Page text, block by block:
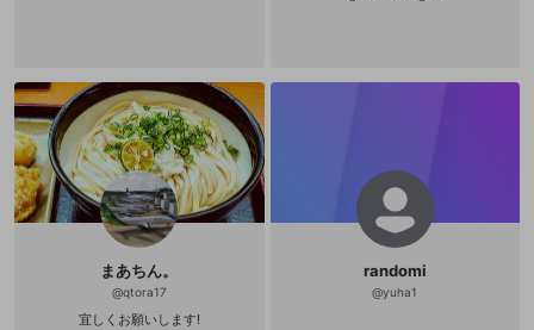
なのだ。これを二律背反的だと批判
するのはやさしい。だが思考を活性
化するのはもっぱら批判ではなく肯
定である。注目すべきなのは、リー
が、截拳道の理論家＝体系化を遂げ
る事なく、それをひとつにまとめた
著作を発表することなく、32歳とい
う若さで他界している点であろう
か。たしかに、截拳道という「武
道」の完成をはたさなかったこと
で、最終的にリーは「型」を回避し
えたと捉えることも可能ではあろう
かとおもえるのだが、しかし、たん
にその死が完成を阻んだというだけ
まあちん。
@qtora17
宜しくお願いします!
randomi
@yuha1